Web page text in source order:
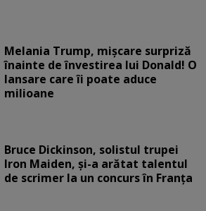
Melania Trump, mișcare surpriză
înainte de învestirea lui Donald! O
lansare care îi poate aduce
milioane
Bruce Dickinson, solistul trupei
Iron Maiden, şi-a arătat talentul
de scrimer la un concurs în Franţa